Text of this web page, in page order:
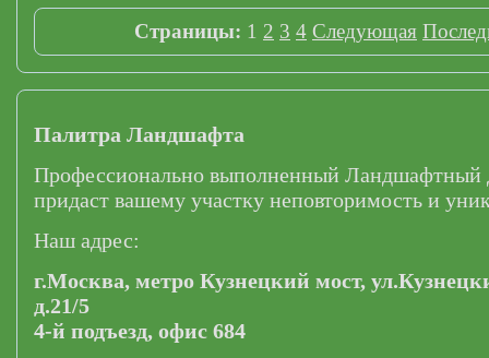
Страницы: 1 2 3 4 Следующая
Палитра Ландшафта
Профессионально выполненный Ландшафтный
придаст вашему участку неповторимость и
Наш адрес:
г.Москва, метро Кузнецкий мост,
д.21/5
4-й подъезд, офис 684